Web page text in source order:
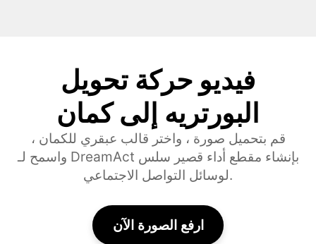
فيديو حركة تحويل
البورتريه إلى كمان
قم بتحميل صورة ، واختر قالب عبقري للكمان ،
واسمح لـ DreamAct بإنشاء مقطع أداء قصير سلس
لوسائل التواصل الاجتماعي.
ارفع الصورة الآن